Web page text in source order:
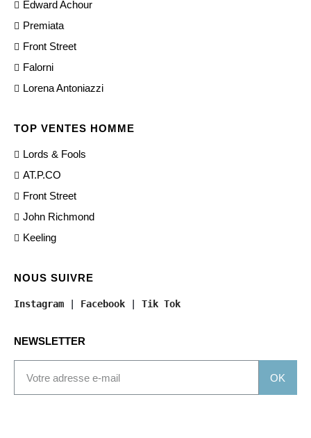
Edward Achour
Premiata
Front Street
Falorni
Lorena Antoniazzi
TOP VENTES HOMME
Lords & Fools
AT.P.CO
Front Street
John Richmond
Keeling
NOUS SUIVRE
Instagram Facebook Tik Tok
NEWSLETTER
OK